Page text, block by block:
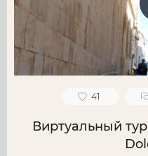
41
Виртуальный